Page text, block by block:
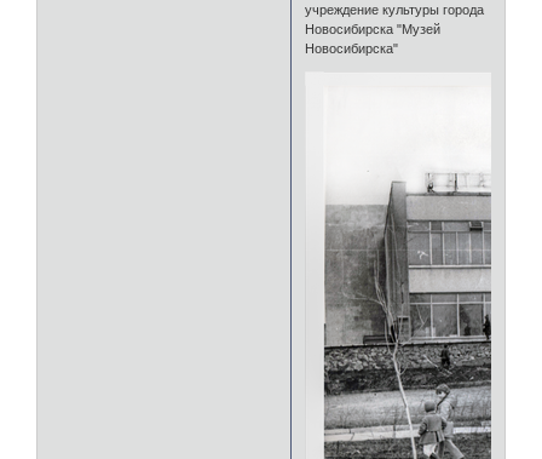
учреждение культуры города
Новосибирска "Музей
Новосибирска"